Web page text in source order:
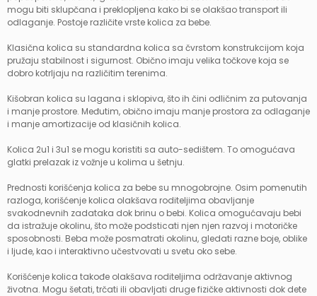
mogu biti sklupčana i preklopljena kako bi se olakšao transport ili
odlaganje. Postoje različite vrste kolica za bebe.
Klasična kolica su standardna kolica sa čvrstom konstrukcijom koja
pružaju stabilnost i sigurnost. Obično imaju velika točkove koja se
dobro kotrljaju na različitim terenima.
Kišobran kolica su lagana i sklopiva, što ih čini odličnim za putovanja
i manje prostore. Međutim, obično imaju manje prostora za odlaganje
i manje amortizacije od klasičnih kolica.
Kolica 2u1 i 3u1 se mogu koristiti sa auto-sedištem. To omogućava
glatki prelazak iz vožnje u kolima u šetnju.
Prednosti korišćenja kolica za bebe su mnogobrojne. Osim pomenutih
razloga, korišćenje kolica olakšava roditeljima obavljanje
svakodnevnih zadataka dok brinu o bebi. Kolica omogućavaju bebi
da istražuje okolinu, što može podsticati njen njen razvoj i motoričke
sposobnosti. Beba može posmatrati okolinu, gledati razne boje, oblike
i ljude, kao i interaktivno učestvovati u svetu oko sebe.
Korišćenje kolica takođe olakšava roditeljima održavanje aktivnog
životna. Mogu šetati, trčati ili obavljati druge fizičke aktivnosti dok dete